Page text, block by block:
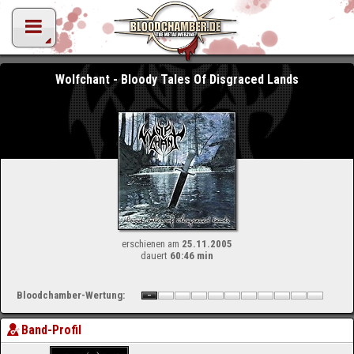
Wolfchant - Bloody Tales Of Disgraced Lands
erschienen am 25.11.2005
dauert 60:46 min
Bloodchamber-Wertung:
Band-Profil